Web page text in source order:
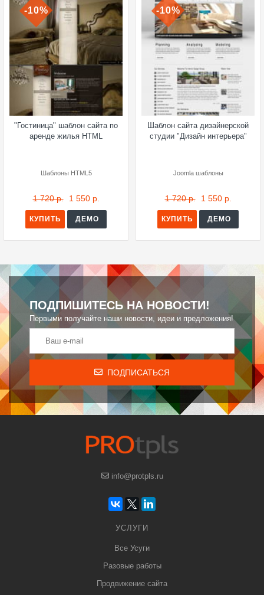
-10%
"Гостиница" шаблон сайта по
аренде жилья HTML
Шаблоны HTML5
1 720 р. 1 550 р.
КУПИТЬ ДЕМО
-10%
Шаблон сайта дизайнерской
студии "Дизайн интерьера"
Joomla шаблоны
1 720 р. 1 550 р.
КУПИТЬ ДЕМО
ПОДПИШИТЕСЬ НА НОВОСТИ!
Первыми получайте наши новости, идеи и предложения!
ПОДПИСАТЬСЯ
info@protpls.ru
УСЛУГИ
Все Усуги
Разовые работы
Продвижение сайта